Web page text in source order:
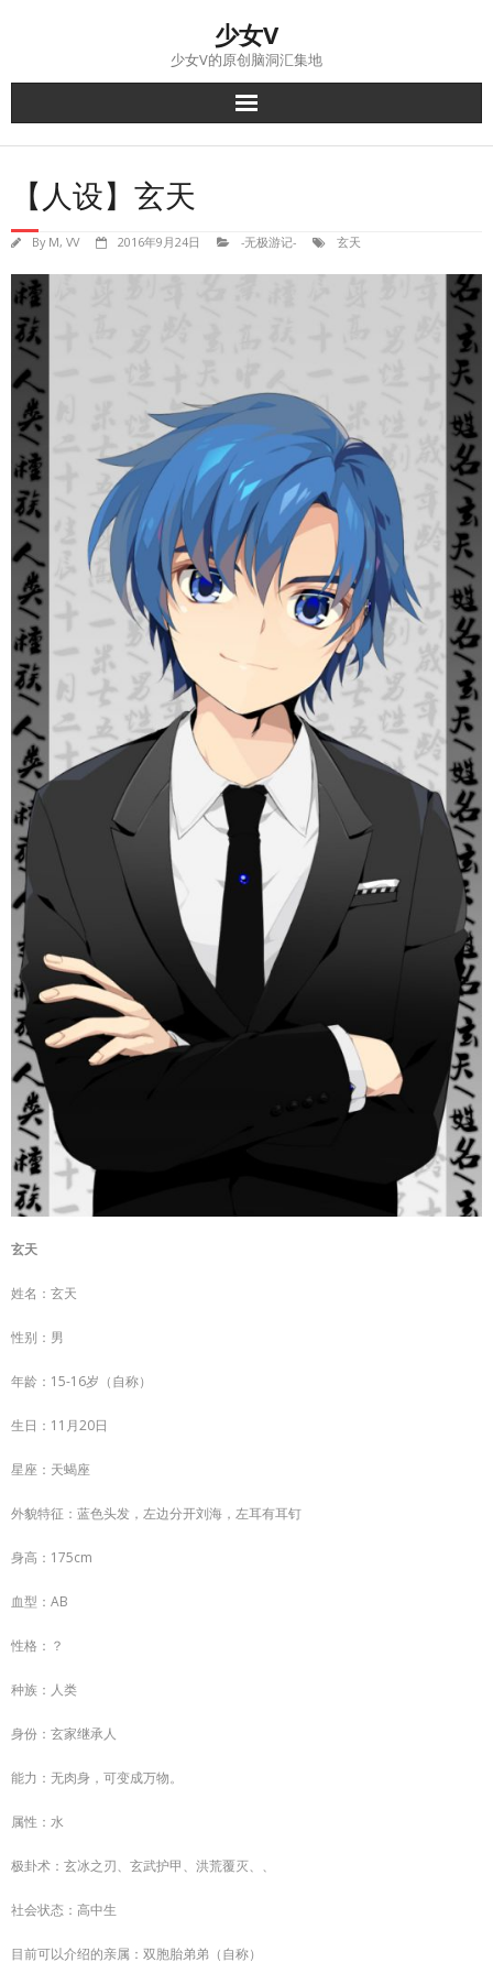
少女V
少女V的原创脑洞汇集地
【人设】玄天
By M, VV 2016年9月24日 -无极游记- 玄天
玄天
姓名：玄天
性别：男
年龄：15-16岁（自称）
生日：11月20日
星座：天蝎座
外貌特征：蓝色头发，左边分开刘海，左耳有耳钉
身高：175cm
血型：AB
性格：？
种族：人类
身份：玄家继承人
能力：无肉身，可变成万物。
属性：水
极卦术：玄冰之刃、玄武护甲、洪荒覆灭、、
社会状态：高中生
目前可以介绍的亲属：双胞胎弟弟（自称）